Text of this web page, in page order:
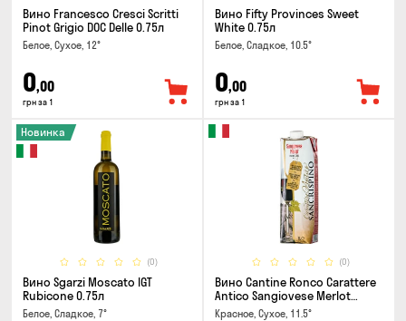
Вино Francesco Cresci Scritti
Pinot Grigio DOC Delle 0.75л
Белое, Сухое, 12°
0,00
грн за 1
Вино Fifty Provinces Sweet
White 0.75л
Белое, Сладкое, 10.5°
0,00
грн за 1
(0)
Новинка
Вино Sgarzi Moscato IGT
Rubicone 0.75л
Белое, Сладкое, 7°
(0)
Вино Cantine Ronco Carattere
Antico Sangiovese Merlot
Rubicone IGT 1л
Красное, Сухое, 11.5°